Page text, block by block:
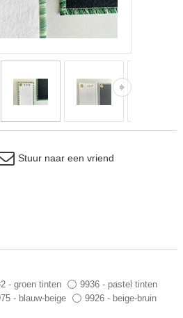
Stuur naar een vriend
- groen tinten
9936 - pastel tinten
- blauw-beige
9926 - beige-bruin